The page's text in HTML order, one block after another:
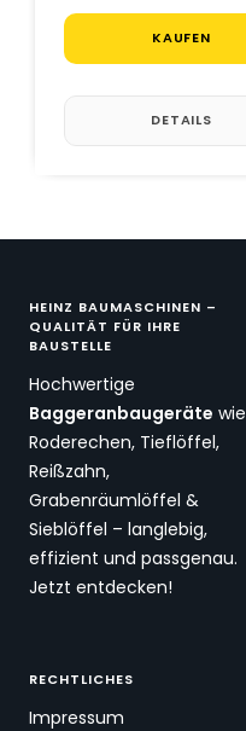
KAUFEN
DETAILS
HEINZ BAUMASCHINEN –
QUALITÄT FÜR IHRE
BAUSTELLE
Hochwertige
Baggeranbaugeräte wie
Roderechen, Tieflöffel,
Reißzahn,
Grabenräumlöffel &
Sieblöffel – langlebig,
effizient und passgenau.
Jetzt entdecken!
RECHTLICHES
Impressum